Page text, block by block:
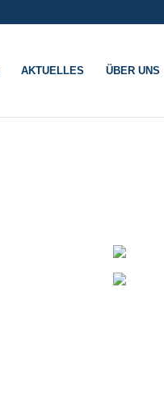
AKTUELLES ÜBER UNS